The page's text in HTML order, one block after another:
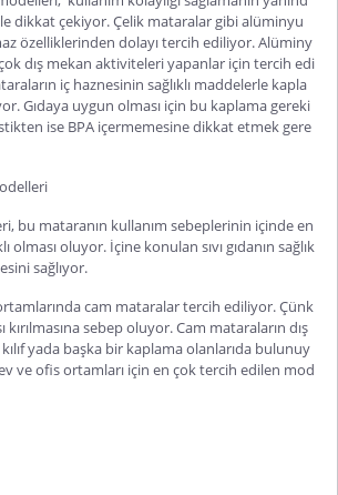
dikkat çekiyor. Çelik mataralar gibi alüminyu
özelliklerinden dolayı tercih ediliyor. Alüminy
dış mekan aktiviteleri yapanlar için tercih edi
iç haznesinin sağlıklı maddelerle kapla
Gıdaya uygun olması için bu kaplama gereki
ise BPA içermemesine dikkat etmek gere
, bu mataranın kullanım sebeplerinin içinde en
olması oluyor. İçine konulan sıvı gıdanın sağlık
sağlıyor.
cam mataralar tercih ediliyor. Çünk
kırılmasına sebep oluyor. Cam mataraların dış
yada başka bir kaplama olanlarıda bulunuy
ve ofis ortamları için en çok tercih edilen mod